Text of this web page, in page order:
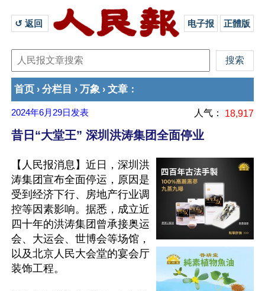
↺ 返回 电子报 正體版
首页 › 分栏目 › 万象 › 文章 ：
2024年6月29日 发表 人气： 18,917
昔日“大堂王” 深圳洪涛集团全面停业
【人民报消息】近日，深圳洪
涛集团宣布全面停运，原因是
受到经济下行、房地产行业调
控等因素影响。据悉，成立近
四十年的洪涛集团曾承接奥运
会、大运会、世博会等场馆，
以及北京人民大会堂的宴会厅
装饰工程。